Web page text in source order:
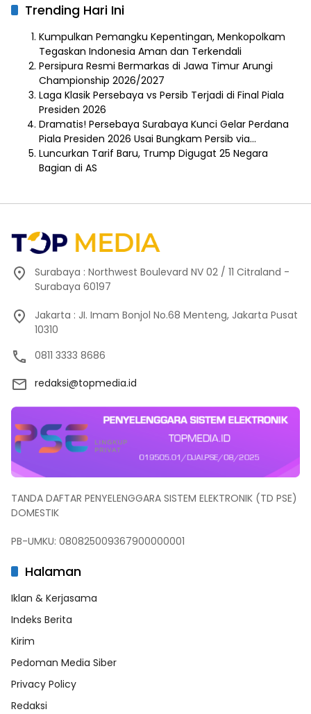
Trending Hari Ini
Kumpulkan Pemangku Kepentingan, Menkopolkam
Tegaskan Indonesia Aman dan Terkendali
Persipura Resmi Bermarkas di Jawa Timur Arungi
Championship 2026/2027
Laga Klasik Persebaya vs Persib Terjadi di Final Piala
Presiden 2026
Dramatis! Persebaya Surabaya Kunci Gelar Perdana
Piala Presiden 2026 Usai Bungkam Persib via…
Luncurkan Tarif Baru, Trump Digugat 25 Negara
Bagian di AS
Surabaya : Northwest Boulevard NV 02 / 11 Citraland -
Surabaya 60197
Jakarta : JI. Imam Bonjol No.68 Menteng, Jakarta Pusat
10310
0811 3333 8686
redaksi@topmedia.id
TANDA DAFTAR PENYELENGGARA SISTEM ELEKTRONIK (TD PSE)
DOMESTIK
PB-UMKU: 080825009367900000001
Halaman
Iklan & Kerjasama
Indeks Berita
Kirim
Pedoman Media Siber
Privacy Policy
Redaksi